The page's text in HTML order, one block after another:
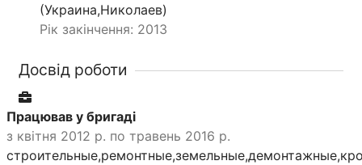
(Украина,Николаев)
Рік закінчення: 2013
Досвід роботи
Працював у бригаді
з квітня 2012 р. по травень 2016 р.